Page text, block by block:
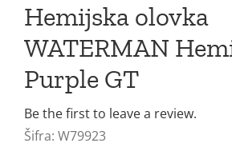
Hemijska olovka
WATERMAN
Purple GT
Be the first to leave a review.
Šifra: W79923